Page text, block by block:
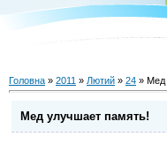
Головна » 2011 » Лютий » 24 » Мед
Мед улучшает память!